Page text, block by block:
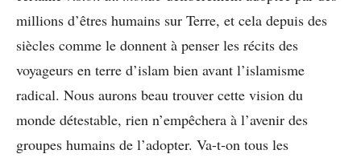
millions d’êtres humains sur Terre, et cela depuis des
siècles comme le donnent à penser les récits des
voyageurs en terre d’islam bien avant l’islamisme
radical. Nous aurons beau trouver cette vision du
monde détestable, rien n’empêchera à l’avenir des
groupes humains de l’adopter. Va-t-on tous les